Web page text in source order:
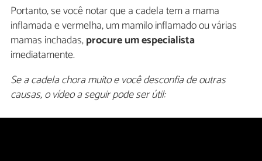
Portanto, se você notar que a cadela tem a mama
inflamada e vermelha, um mamilo inflamado ou várias
mamas inchadas,procure um especialista
imediatamente.
Se a cadela chora muito e você desconfia de outras
causas, o vídeo a seguir pode ser útil: